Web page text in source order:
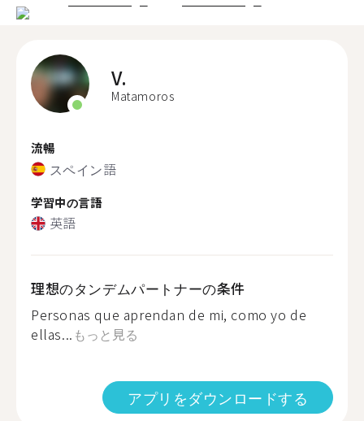
V.
Matamoros
流暢
スペイン語
学習中の言語
英語
理想のタンデムパートナーの条件
Personas que aprendan de mi, como yo de
ellas... もっと見る
アプリをダウンロードする